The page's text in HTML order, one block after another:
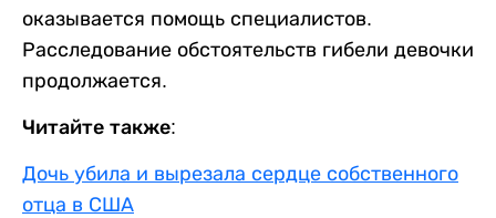
оказывается помощь специалистов.
Расследование обстоятельств гибели девочки
продолжается.
Читайте также:
Дочь убила и вырезала сердце собственного
отца в США